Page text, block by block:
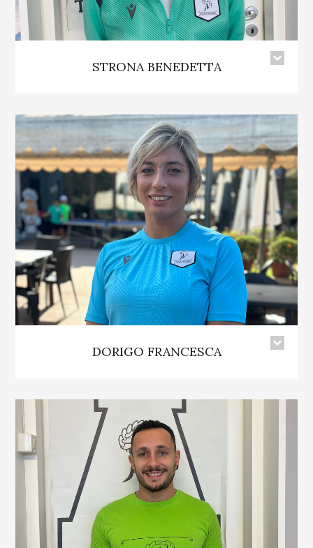
STRONA BENEDETTA
DORIGO FRANCESCA